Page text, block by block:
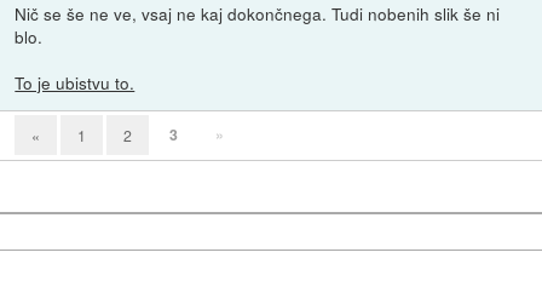
Nič se še ne ve, vsaj ne kaj dokončnega. Tudi nobenih slik še ni
blo.
To je ubistvu to.
« 1 2 3 »